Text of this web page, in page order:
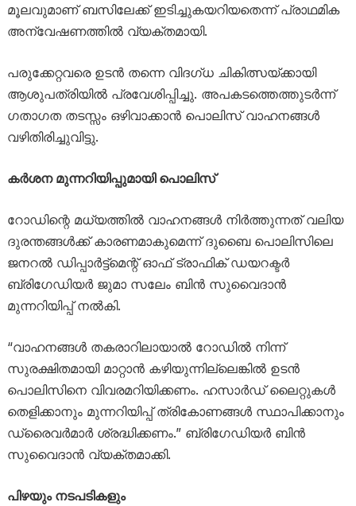
മൂലവുമാണ് ബസിലേക്ക് ഇടിച്ചുകയറിയതെന്ന് പ്രാഥമിക
അന്വേഷണത്തിൽ വ്യക്തമായി.
പരുക്കേറ്റവരെ ഉടൻ തന്നെ വിദഗ്ധ ചികിത്സയ്ക്കായി
ആശുപത്രിയിൽ പ്രവേശിപ്പിച്ചു. അപകടത്തെത്തുടർന്ന്
ഗതാഗത തടസ്സം ഒഴിവാക്കാൻ പൊലിസ് വാഹനങ്ങൾ
വഴിതിരിച്ചുവിട്ടു.
കർശന മുന്നറിയിപ്പുമായി പൊലിസ്
റോഡിന്റെ മധ്യത്തിൽ വാഹനങ്ങൾ നിർത്തുന്നത് വലിയ
ദുരന്തങ്ങൾക്ക് കാരണമാകുമെന്ന് ദുബൈ പൊലിസിലെ
ജനറൽ ഡിപ്പാർട്ട്‌മെന്റ് ഓഫ് ട്രാഫിക് ഡയറക്ടർ
ബ്രിഗേഡിയർ ജുമാ സലേം ബിൻ സുവൈദാൻ
മുന്നറിയിപ്പ് നൽകി.
“വാഹനങ്ങൾ തകരാറിലായാൽ റോഡിൽ നിന്ന്
സുരക്ഷിതമായി മാറ്റാൻ കഴിയുന്നില്ലെങ്കിൽ ഉടൻ
പൊലിസിനെ വിവരമറിയിക്കണം. ഹസാർഡ് ലൈറ്റുകൾ
തെളിക്കാനും മുന്നറിയിപ്പ് ത്രികോണങ്ങൾ സ്ഥാപിക്കാനും
ഡ്രൈവർമാർ ശ്രദ്ധിക്കണം.” ബ്രിഗേഡിയർ ബിൻ
സുവൈദാൻ വ്യക്തമാക്കി.
പിഴയും നടപടികളും